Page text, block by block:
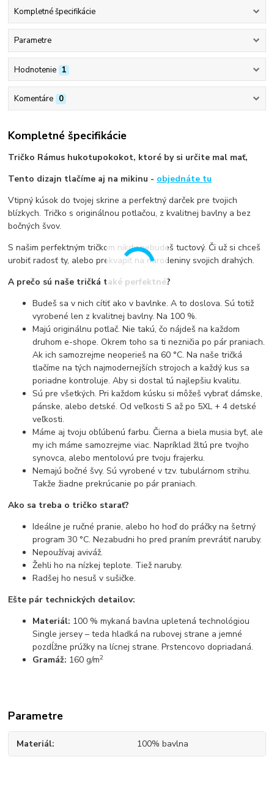
Kompletné špecifikácie
Parametre
Hodnotenie 1
Komentáre 0
Kompletné špecifikácie
Tričko Rámus hukotupokokot, ktoré by si určite mal mať,
Tento dizajn tlačíme aj na mikinu - objednáte tu
Vtipný kúsok do tvojej skrine a perfektný darček pre tvojich
blízkych. Tričko s originálnou potlačou, z kvalitnej bavlny a bez
bočných švov.
S našim perfektným tričkom nikdy nebudeš tuctový. Či už si chceš
urobiť radosť ty, alebo prekvapiť na narodeniny svojich drahých.
A prečo sú naše tričká také perfektné?
Budeš sa v nich cítiť ako v bavlnke. A to doslova. Sú totiž
vyrobené len z kvalitnej bavlny. Na 100 %.
Majú originálnu potlač. Nie takú, čo nájdeš na každom
druhom e-shope. Okrem toho sa ti nezničia po pár praniach.
Ak ich samozrejme neoperieš na 60 °C. Na naše tričká
tlačíme na tých najmodernejších strojoch a každý kus sa
poriadne kontroluje. Aby si dostal tú najlepšiu kvalitu.
Sú pre všetkých. Pri každom kúsku si môžeš vybrať dámske,
pánske, alebo detské. Od veľkosti S až po 5XL + 4 detské
veľkosti.
Máme aj tvoju obľúbenú farbu. Čierna a biela musia byť, ale
my ich máme samozrejme viac. Napríklad žltú pre tvojho
synovca, alebo mentolovú pre tvoju frajerku.
Nemajú bočné švy. Sú vyrobené v tzv. tubulárnom strihu.
Takže žiadne prekrúcanie po pár praniach.
Ako sa treba o tričko starať?
Ideálne je ručné pranie, alebo ho hoď do práčky na šetrný
program 30 °C. Nezabudni ho pred praním prevrátiť naruby.
Nepoužívaj aviváž.
Žehli ho na nízkej teplote. Tiež naruby.
Radšej ho nesuš v sušičke.
Ešte pár technických detailov:
Materiál: 100 % mykaná bavlna upletená technológiou
Single jersey – teda hladká na rubovej strane a jemné
pozdĺžne prúžky na lícnej strane. Prstencovo dopriadaná.
Gramáž: 160 g/m2
Parametre
Materiál 100% bavlna